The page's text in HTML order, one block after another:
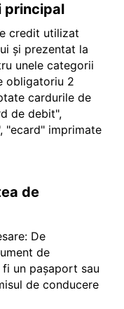
principal
credit utilizat
și prezentat la
unele categorii
obligatoriu 2
cardurile de
de debit",
"ecard" imprimate
de
De
de
un pașaport sau
de conducere